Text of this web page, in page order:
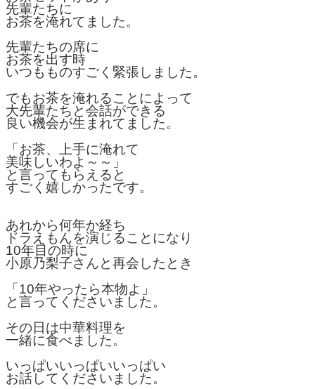
先輩たちに
お茶を淹れてました。
先輩たちの席に
お茶を出す時
いつもものすごく緊張しました。
でもお茶を淹れることによって
大先輩たちと会話ができる
良い機会が生まれてました。
「お茶、上手に淹れて
美味しいわよ～～」
と言ってもらえると
すごく嬉しかったです。
あれから何年か経ち
ドラえもんを演じることになり
10年目の時に
小原乃梨子さんと再会したとき
「10年やったら本物よ」
と言ってくださいました。
その日は中華料理を
一緒に食べました。
いっぱいいっぱいいっぱい
お話してくださいました。